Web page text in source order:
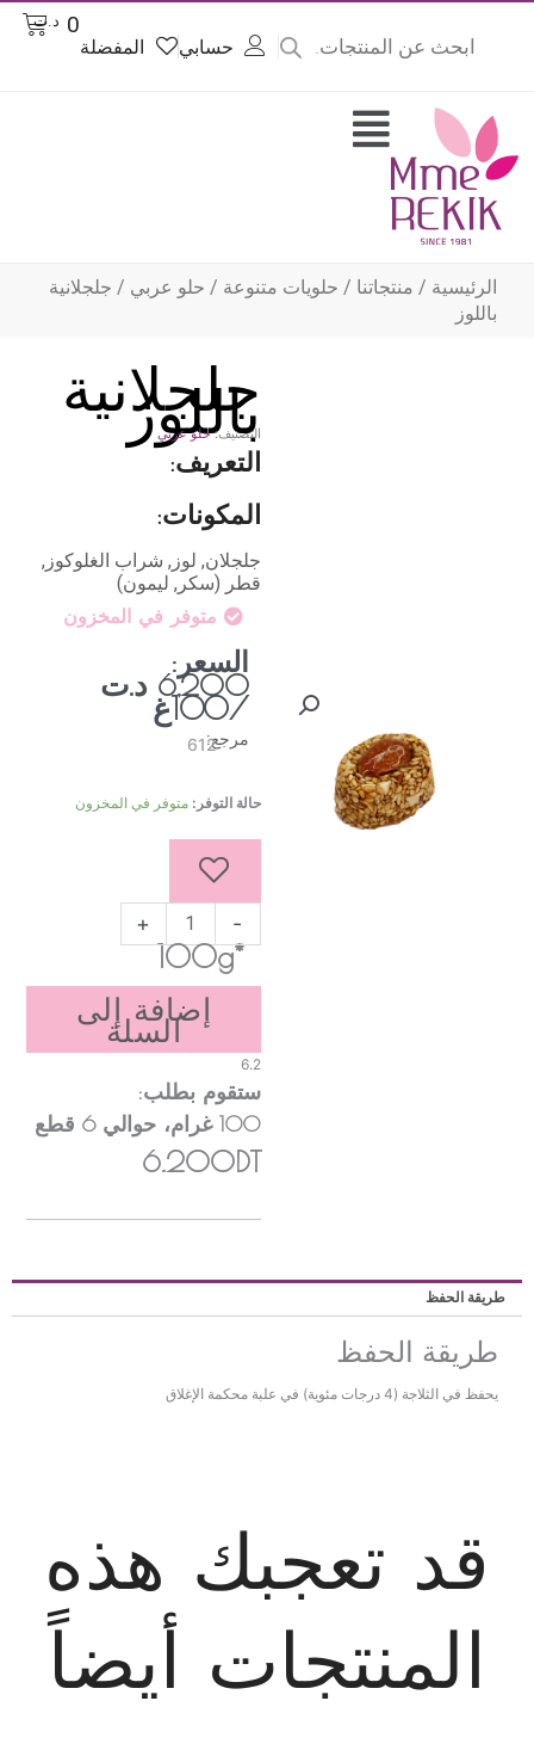
حسابي المفضلة
د.ت
Cart
Flyout
Menu
الرئيسية/منتجاتنا/حلويات متنوعة/حلو عربي/ جلجلانية
باللوز
جلجلانية
باللوزالتصنيف:حلو عربي
التعريف:
المكونات:
جلجلان, لوز, شراب الغلوكوز,
قطر (سكر, ليمون)
متوفر في المخزون
السعر:
6,200 د.ت
مرجع:612
حالة التوفر: متوفر في المخزون
إضافة إلى
السلة
ستقوم بطلب:
100غرام، حوالي6 قطع
6.200DT
طريقة الحفظ
طريقة الحفظ
يحفظ في الثلاجة (4 درجات مئوية) في علبة محكمة الإغلاق
قد تعجبك هذه
المنتجات أيضاً